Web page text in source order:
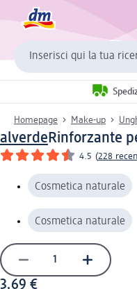
Inserisci qui la tua
Homepage Make-up
alverdeRinforzante
4.5 (228
Cosmetica naturale
Cosmetica naturale
3,69 €